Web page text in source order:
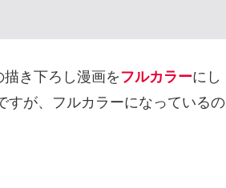
き下ろし漫画を フルカラーにし
すが、フルカラーになっているの